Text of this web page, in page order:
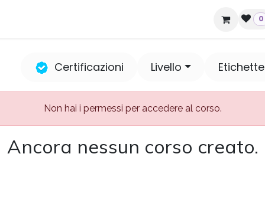
0
Livello Etichette
Certificazioni
Non hai i permessi per accedere al corso.
Ancora nessun corso creato.